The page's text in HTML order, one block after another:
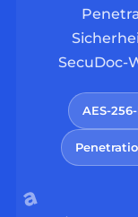
SecuDoc-
AES-